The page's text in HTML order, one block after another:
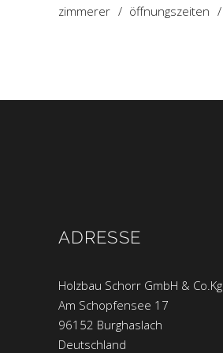
zimmerer
öffnungszeiten
ADRESSE
Holzbau Schorr GmbH & Co.Kg
Am Schopfensee 17
96152 Burghaslach
Deutschland